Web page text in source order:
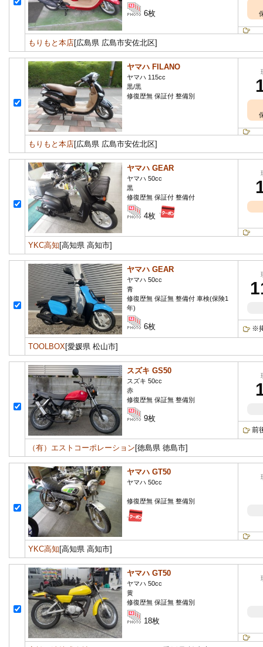
6枚
もりもと本店[広島県 広島市安佐北区]
ヤマハ FILANO
ヤマハ 115cc
黒/黒
修復歴無 保証付 整備別
もりもと本店[広島県 広島市安佐北区]
ヤマハ GEAR
ヤマハ 50cc
黒
修復歴無 保証付 整備付
4枚
YKC高知 [高知県 高知市]
ヤマハ GEAR
ヤマハ 50cc
青
修復歴無 保証無 整備付 車検(保険1
年)
6枚 ※
TOOLBOX[愛媛県 松山市]
スズキ GS50
スズキ 50cc
赤
修復歴無 保証無 整備別
9枚
前
（有）エストコーポレーション [徳島県 徳島市]
ヤマハ GT50
ヤマハ 50cc
修復歴無 保証無 整備別
YKC高知 [高知県 高知市]
ヤマハ GT50
ヤマハ 50cc
黄
修復歴無 保証無 整備別
18枚